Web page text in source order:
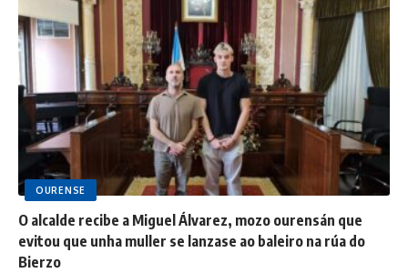
OURENSE
O alcalde recibe a Miguel Álvarez, mozo ourensán que
evitou que unha muller se lanzase ao baleiro na rúa do
Bierzo